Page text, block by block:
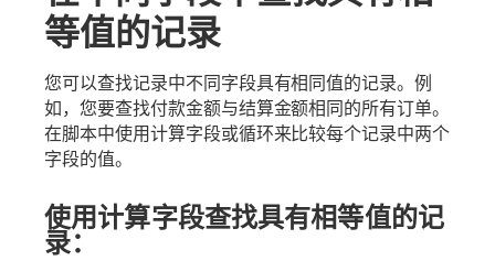
等值的记录
您可以查找记录中不同字段具有相同值的记录。例
如，您要查找付款金额与结算金额相同的所有订单。
在脚本中使用计算字段或循环来比较每个记录中两个
字段的值。
使用计算字段查找具有相等值的记
录：